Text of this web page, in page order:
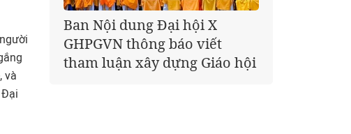
và
Đại
Giáo hội kêu gọi Tăng Ni,
Phật tử cả nước thể hiện tấm
lòng tri ân trọn vẹn nghĩa